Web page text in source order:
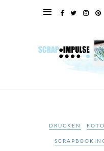
DRUCKEN